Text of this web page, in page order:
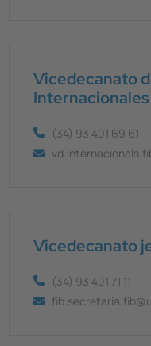
Vicedecanato
Internacionales
(34) 93 401 69 61
Vicedecanato
(34) 93 401 71 11